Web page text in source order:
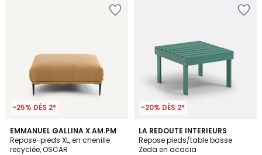
-25% DÈS 2*
EMMANUEL GALLINA X AM.PM
Repose-pieds XL, en chenille
recyclée, OSCAR
3
Couleurs
-20% DÈS 2*
LA REDOUTE INTERIEURS
Repose pieds/table basse
Zeda en acacia
4,2
/ 5
3
Couleurs